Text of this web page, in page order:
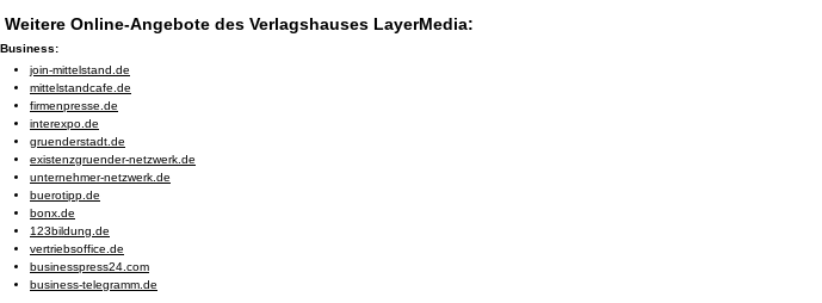
Weitere Online-Angebote des Verlagshauses LayerMedia:
Business:
join-mittelstand.de
mittelstandcafe.de
firmenpresse.de
interexpo.de
gruenderstadt.de
existenzgruender-netzwerk.de
unternehmer-netzwerk.de
buerotipp.de
bonx.de
123bildung.de
vertriebsoffice.de
businesspress24.com
business-telegramm.de